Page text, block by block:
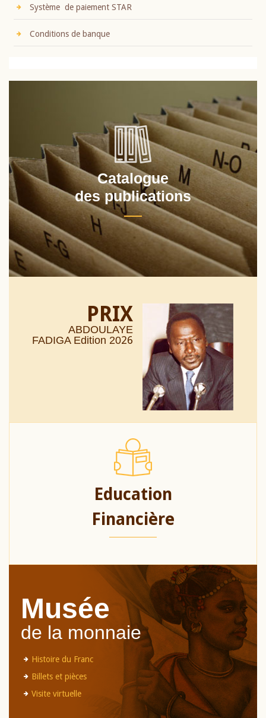
Système de paiement STAR
Conditions de banque
Catalogue
des publications
PRIX
ABDOULAYE
FADIGA Edition 2026
Education
Financière
Musée
de la monnaie
Histoire du Franc
Billets et pièces
Visite virtuelle